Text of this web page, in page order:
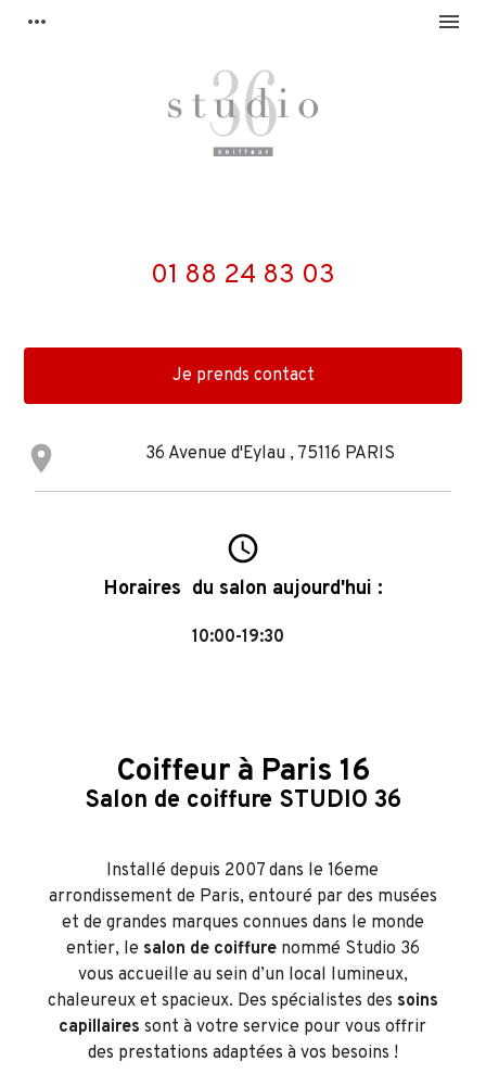
more_horiz menu
01 88 24 83 03
Je prends contact
place 36 Avenue d'Eylau , 75116 PARIS
access_time
Horaires du salon aujourd'hui :
10:00-19:30
Coiffeur à Paris 16
Salon de coiffure STUDIO 36
Installé depuis 2007 dans le 16eme
arrondissement de Paris, entouré par des musées
et de grandes marques connues dans le monde
entier, le salon de coiffurenommé Studio 36
vous accueille au sein d’un local lumineux,
chaleureux et spacieux. Des spécialistes des soins
capillaires sont à votre service pour vous offrir
des prestations adaptées à vos besoins !